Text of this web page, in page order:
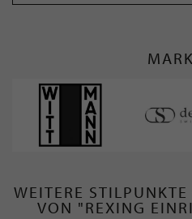
WEITERE
VON "REXING